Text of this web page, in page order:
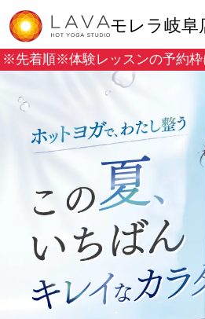
モレラ岐阜
※先着順※体験レッスンの予約枠